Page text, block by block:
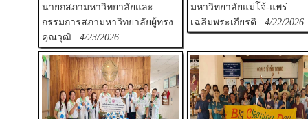
นายกสภามหาวิทยาลัยและ
กรรมการสภามหาวิทยาลัยผู้ทรง
คุณวุฒิ : 4/23/2026
มหาวิทยาลัยแม่โจ้-แพร่
เฉลิมพระเกียรติ : 4/22/2026